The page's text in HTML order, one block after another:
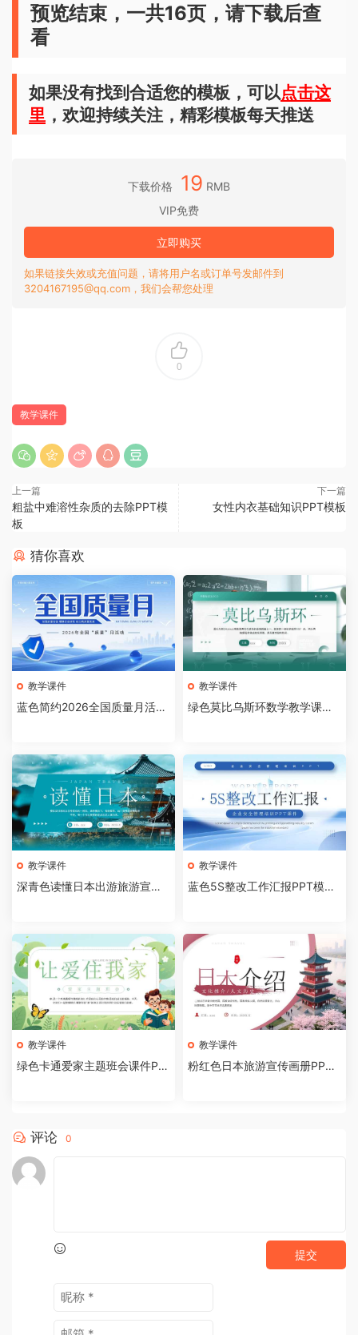
预览结束，一共16页，请下载后查
看
如果没有找到合适您的模板，可以点击这
里 ，欢迎持续关注，精彩模板每天推送
下载价格 19 RMB
VIP免费
立即购买
如果链接失效或充值问题，请将用户名或订单号发邮件到
3204167195@qq.com，我们会帮您处理
0
教学课件
上一篇
粗盐中难溶性杂质的去除PPT模
板
下一篇
女性内衣基础知识PPT模板
猜你喜欢
教学课件
蓝色简约2026全国质量月活动
教学课件
绿色莫比乌斯环数学教学课件P
教学课件
深青色读懂日本出游旅游宣传
教学课件
蓝色5S整改工作汇报PPT模板
教学课件
绿色卡通爱家主题班会课件PP
教学课件
粉红色日本旅游宣传画册PPT
评论 0
提交